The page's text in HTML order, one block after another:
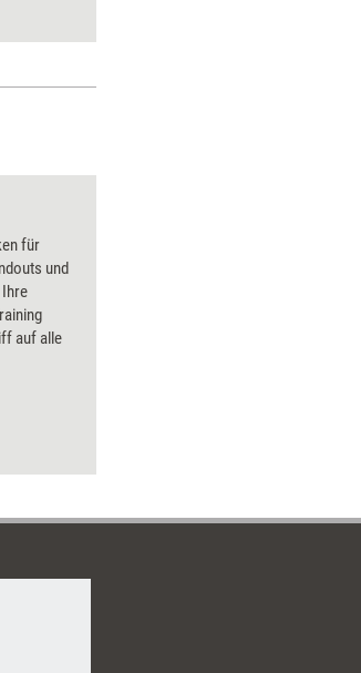
für
und
auf alle